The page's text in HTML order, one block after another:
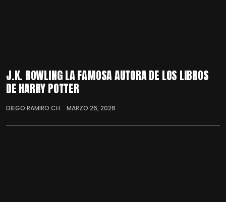
J.K. ROWLING LA FAMOSA AUTORA DE LOS LIBROS
DE HARRY POTTER
DIEGO RAMIRO CH. MARZO 26, 2026